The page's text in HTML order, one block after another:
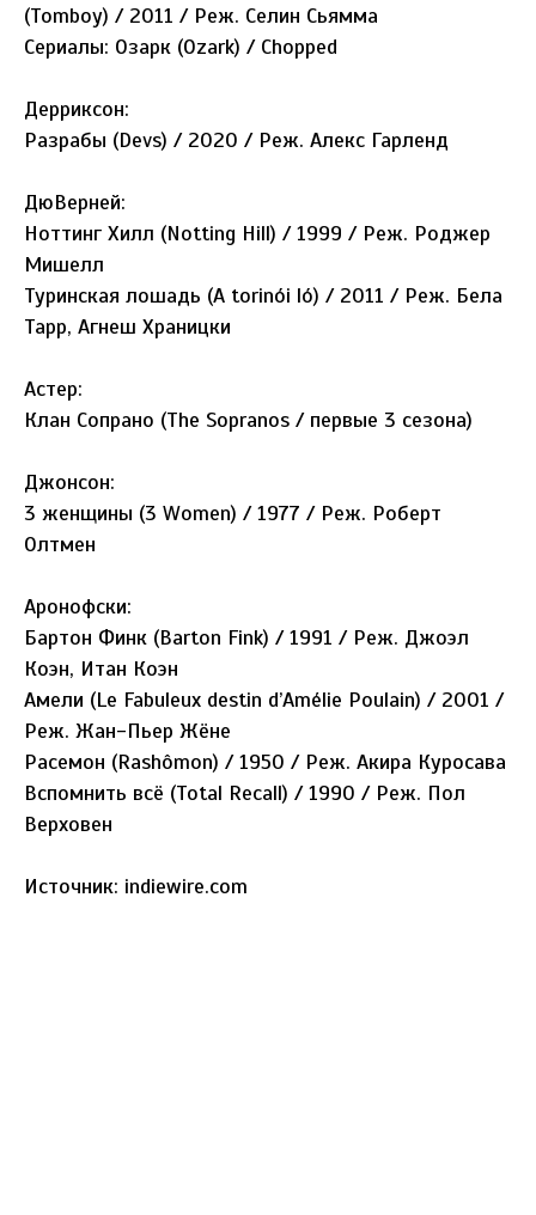
(Tomboy) / 2011 / Реж. Селин Сьямма
Сериалы: Озарк (Ozark) / Chopped
Дерриксон:
Разрабы (Devs) / 2020 / Реж. Алекс Гарленд
ДюВерней:
Ноттинг Хилл (Notting Hill) / 1999 / Реж. Роджер
Мишелл
Туринская лошадь (A torinói ló) / 2011 / Реж. Бела
Тарр, Агнеш Храницки
Астер:
Клан Сопрано (The Sopranos / первые 3 сезона)
Джонсон:
3 женщины (3 Women) / 1977 / Реж. Роберт
Олтмен
Аронофски:
Бартон Финк (Barton Fink) / 1991 / Реж. Джоэл
Коэн, Итан Коэн
Амели (Le Fabuleux destin d’Amélie Poulain) / 2001 /
Реж. Жан-Пьер Жёне
Расемон (Rashômon) / 1950 / Реж. Акира Куросава
Вспомнить всё (Total Recall) / 1990 / Реж. Пол
Верховен
Источник: indiewire.com